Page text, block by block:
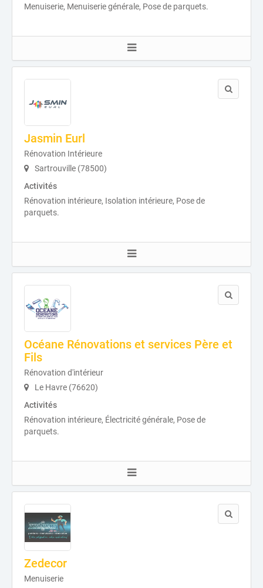
Menuiserie, Menuiserie générale, Pose de parquets.
Jasmin Eurl
Rénovation Intérieure
Sartrouville (78500)
Activités
Rénovation intérieure, Isolation intérieure, Pose de
parquets.
Océane Rénovations et services Père et
Fils
Rénovation d'intérieur
Le Havre (76620)
Activités
Rénovation intérieure, Électricité générale, Pose de
parquets.
Zedecor
Menuiserie